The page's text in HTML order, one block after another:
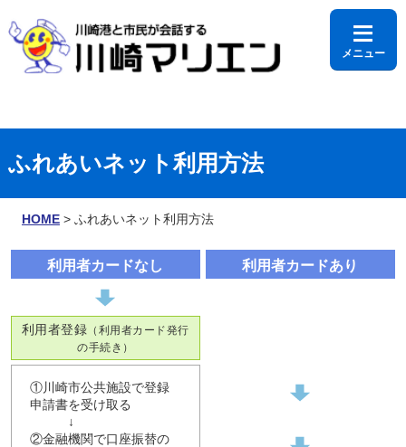
≡
メニュー
ふれあいネット利用方法
HOME > ふれあいネット利用方法
利用者カードなし 利用者カードあり
利用者登録 （利用者カード発行
の手続き）
①川崎市公共施設で登録
申請書を受け取る
↓
②金融機関で口座振替の